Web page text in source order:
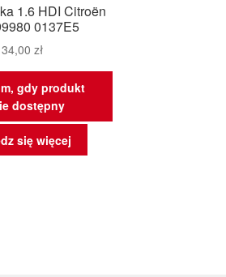
1.6 HDI Citroën
0137E5
zł
gdy produkt
dostępny
się więcej